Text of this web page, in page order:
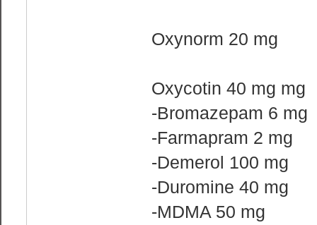
Oxynorm 20 mg
Oxycotin 40 mg mg
-Bromazepam 6 mg
-Farmapram 2 mg
-Demerol 100 mg
-Duromine 40 mg
-MDMA 50 mg